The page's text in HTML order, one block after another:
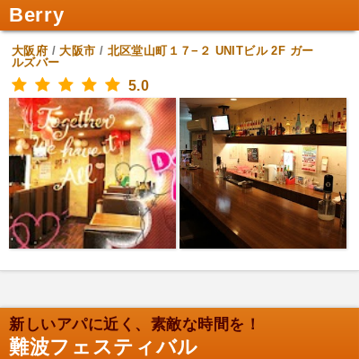
Berry
大阪府 /大阪市 / 北区堂山町１７−２ UNITビル 2F ガー
ルズバー
5.0
新しいアパに近く、素敵な時間を！
難波フェスティバル